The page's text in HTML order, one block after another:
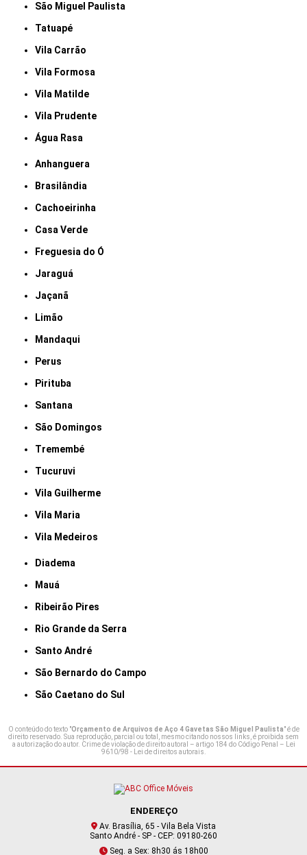
São Miguel Paulista
Tatuapé
Vila Carrão
Vila Formosa
Vila Matilde
Vila Prudente
Água Rasa
Anhanguera
Brasilândia
Cachoeirinha
Casa Verde
Freguesia do Ó
Jaraguá
Jaçanã
Limão
Mandaqui
Perus
Pirituba
Santana
São Domingos
Tremembé
Tucuruvi
Vila Guilherme
Vila Maria
Vila Medeiros
Diadema
Mauá
Ribeirão Pires
Rio Grande da Serra
Santo André
São Bernardo do Campo
São Caetano do Sul
O conteúdo do texto "Orçamento de Arquivos de Aço 4 Gavetas São Miguel Paulista" é de
direito reservado. Sua reprodução, parcial ou total, mesmo citando nossos links, é proibida sem
a autorização do autor. Crime de violação de direito autoral – artigo 184 do Código Penal – Lei
9610/98 - Lei de direitos autorais.
ENDEREÇO
Av. Brasília, 65 - Vila Bela Vista
Santo André - SP - CEP: 09180-260
Seg. a Sex: 8h30 ás 18h00